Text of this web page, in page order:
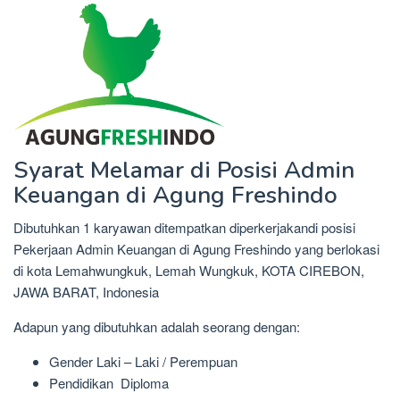
Syarat Melamar di Posisi Admin
Keuangan di Agung Freshindo
Dibutuhkan 1 karyawan ditempatkan diperkerjakandi posisi
Pekerjaan Admin Keuangan di Agung Freshindo yang berlokasi
di kota Lemahwungkuk, Lemah Wungkuk, KOTA CIREBON,
JAWA BARAT, Indonesia
Adapun yang dibutuhkan adalah seorang dengan:
Gender Laki – Laki / Perempuan
Pendidikan Diploma